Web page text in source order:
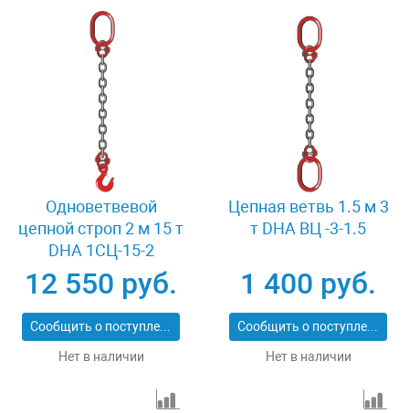
Одноветвевой
цепной строп 2 м 15 т
DHA 1СЦ-15-2
12 550 руб.
Сообщить о поступлении
Нет в наличии
Цепная ветвь 1.5 м 3
т DHA ВЦ -3-1.5
1 400 руб.
Сообщить о поступлении
Нет в наличии